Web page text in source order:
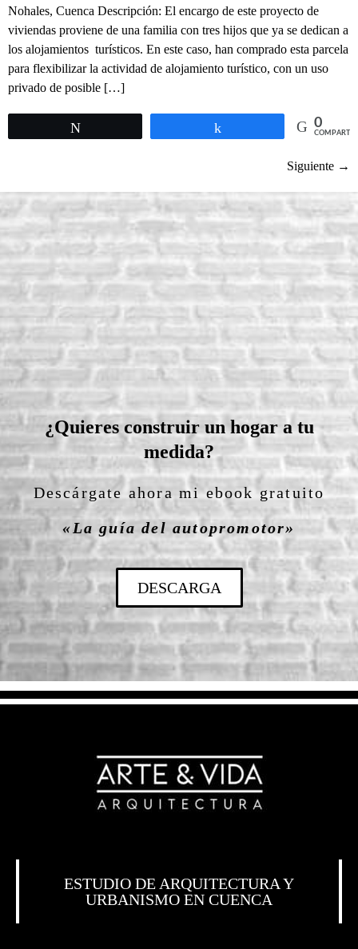
Nohales, Cuenca Descripción: El encargo de este proyecto de
viviendas proviene de una familia con tres hijos que ya se dedican a
los alojamientos turísticos. En este caso, han comprado esta parcela
para flexibilizar la actividad de alojamiento turístico, con un uso
privado de posible […]
0
COMPARTIR
Siguiente →
¿Quieres construir un hogar a tu
medida?
Descárgate ahora mi ebook gratuito
«La guía del autopromotor»
DESCARGA
ESTUDIO DE ARQUITECTURA Y
URBANISMO EN CUENCA